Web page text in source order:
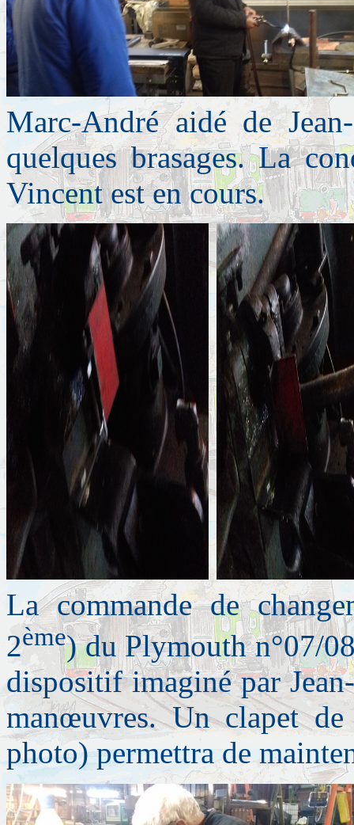
Marc-André aidé de
quelques brasages. La
Vincent est en cours.
La commande de
2ème) du Plymouth n°07/
dispositif imaginé par
manœuvres. Un clapet
photo) permettra de